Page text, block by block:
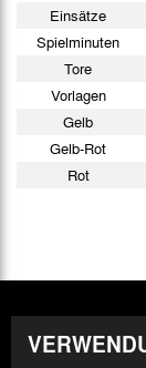
Einsätze
Spielminuten
Tore
Vorlagen
Gelb
Gelb-Rot
Rot